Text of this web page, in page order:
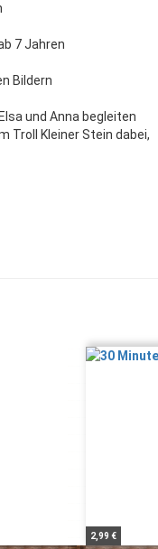
7 Jahren
Bildern
und Anna begleiten
Troll Kleiner Stein dabei,
2,99 €